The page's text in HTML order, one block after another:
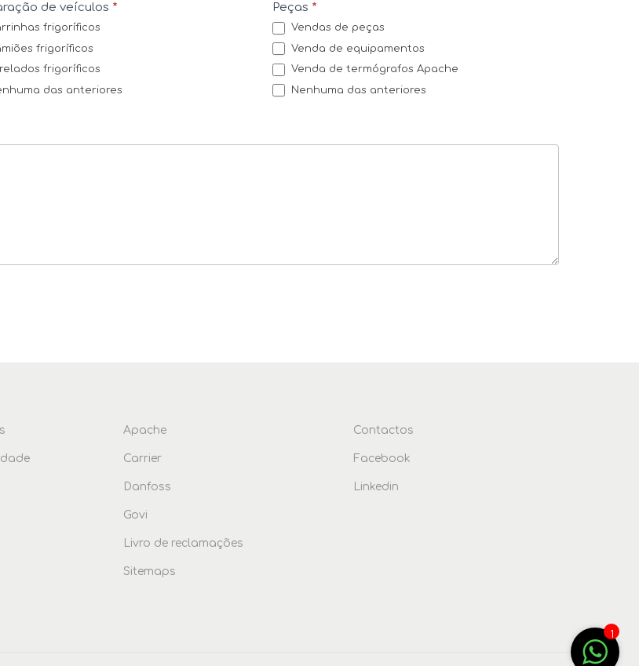
de veículos *
frigoríficos
frigoríficos
frigoríficos
das anteriores
Peças *
Vendas de peças
Venda de equipamentos
Venda de termógrafos Apache
Nenhuma das anteriores
Apache
Carrier
Danfoss
Govi
Livro de reclamações
Sitemaps
Contactos
Facebook
Linkedin
1